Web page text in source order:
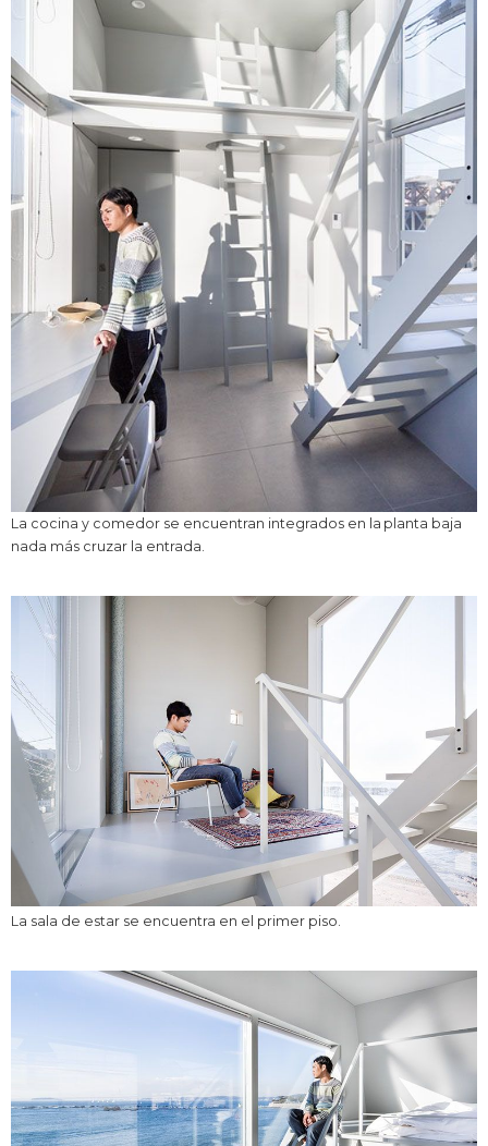
La cocina y comedor se encuentran integrados en la planta baja
nada más cruzar la entrada.
La sala de estar se encuentra en el primer piso.